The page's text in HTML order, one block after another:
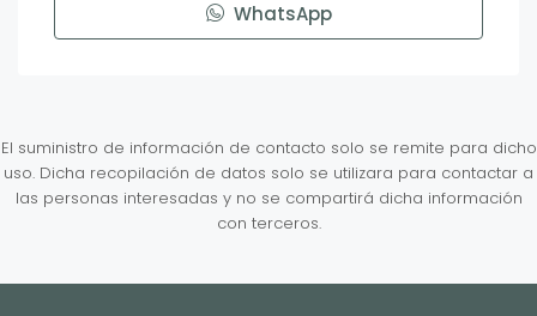
WhatsApp
El suministro de información de contacto solo se remite para dicho
uso. Dicha recopilación de datos solo se utilizara para contactar a
las personas interesadas y no se compartirá dicha información
con terceros.